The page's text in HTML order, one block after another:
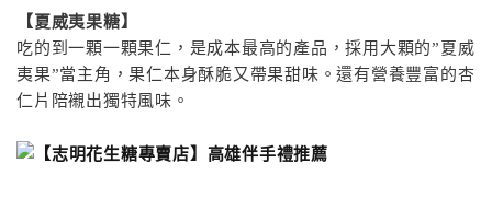
【夏威夷果糖】
吃的到一顆一顆果仁，是成本最高的產品，採用大顆的”夏威
夷果”當主角，果仁本身酥脆又帶果甜味。還有營養豐富的杏
仁片陪襯出獨特風味。